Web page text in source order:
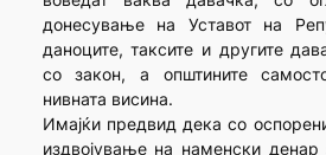
донесување на Уставот на
даноците, таксите и другите
со закон, а општините
нивната висина.
Имајќи предвид дека со
издвојување на наменски